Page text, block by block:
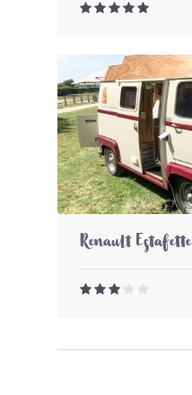
Renault Estafette